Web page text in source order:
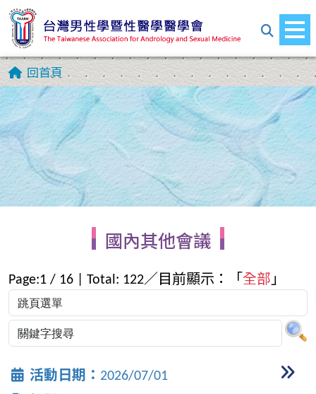
回首頁
國內其他會議
Page:1 / 16 | Total: 122／目前顯示：「 全部」
活動日期： 2026/07/01